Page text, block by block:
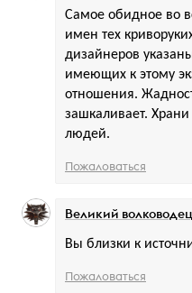
Самое обидное во
имен тех
дизайнеров
имеющих к этому
отношения.
зашкаливает. Храни
людей.
Пожаловаться
Вы близки к
Великий волководец
Пожаловаться